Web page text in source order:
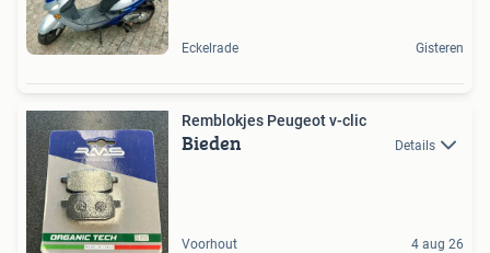
Eckelrade Gisteren
Remblokjes Peugeot v-clic
Bieden Details
Voorhout 4 aug 26